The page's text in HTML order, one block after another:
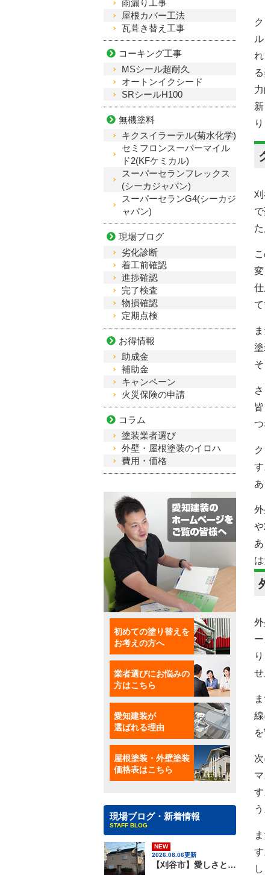
せ
雨漏り工事
屋根カバー工法
瓦葺き替え工事
コーキング工事
MSシール超耐久
オートンイクシード
SRシールH100
無機塗料
キクスイラーテル(菊水化学)
セミフロンスーパーマイル
ド2(KFケミカル)
スーパーセランフレックス
(シーカジャパン)
スーパーセランG4(シーカジ
ャパン)
現場ブログ
劣化診断
着工前確認
進捗確認
完了検査
物損確認
定期点検
お得情報
助成金
補助金
キャンペーン
火災保険の申請
コラム
塗装業者選び
外壁・屋根塗装のイロハ
費用・価格
初めての塗り替えを
お考えの方へ
業者選びにお悩みの
方はこちら
愛知建装が
選ばれる理由
屋根塗装・外壁塗装
価格表はこちら
現場ブログ・新着情報
STAFF BLOG
NEW
2026.08.06更新
【刈谷市】愛しさと、ニチハのパミールと、心強さと・・・、屋根材のカバー工法はアイチケンソーへ！！